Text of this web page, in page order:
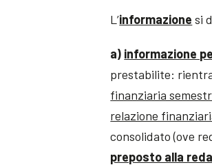
L’informazione si
a) informazione
prestabilite:
finanziaria
relazione
consolidato (ove
preposto alla